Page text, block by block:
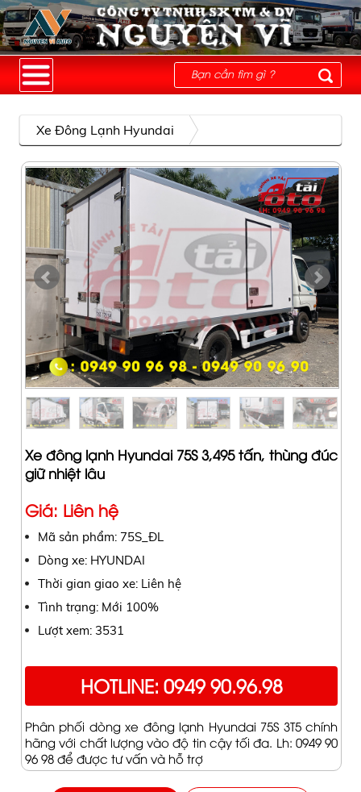
Xe Đông Lạnh Hyundai
Xe đông lạnh Hyundai 75S 3,495 tấn, thùng đúc
giữ nhiệt lâu
Giá: Liên hệ
Mã sản phẩm: 75S_ĐL
Dòng xe: HYUNDAI
Thời gian giao xe: Liên hệ
Tình trạng: Mới 100%
Lượt xem: 3531
HOTLINE: 0949 90.96.98
Phân phối dòng xe đông lạnh Hyundai 75S 3T5 chính
hãng với chất lượng vào độ tin cậy tối đa. Lh: 0949 90
96 98 để được tư vấn và hỗ trợ